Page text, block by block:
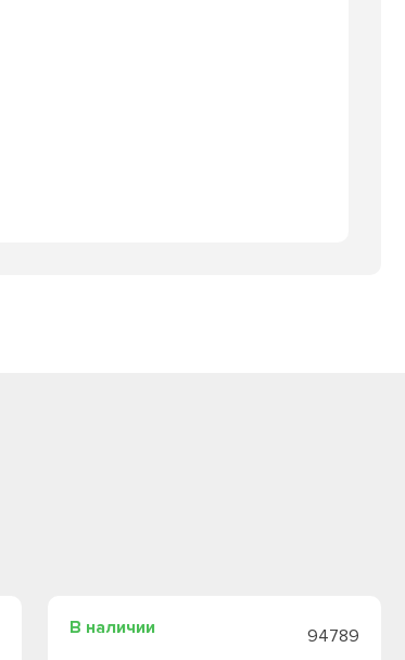
В наличии 94789